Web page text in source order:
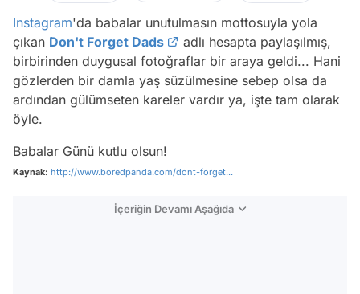
Instagram'da babalar unutulmasın mottosuyla yola
çıkan Don't Forget Dads
adlı hesapta paylaşılmış,
birbirinden duygusal fotoğraflar bir araya geldi... Hani
gözlerden bir damla yaş süzülmesine sebep olsa da
ardından gülümseten kareler vardır ya, işte tam olarak
öyle.
Babalar Günü kutlu olsun!
Kaynak: http://www.boredpanda.com/dont-forget...
İçeriğin Devamı Aşağıda